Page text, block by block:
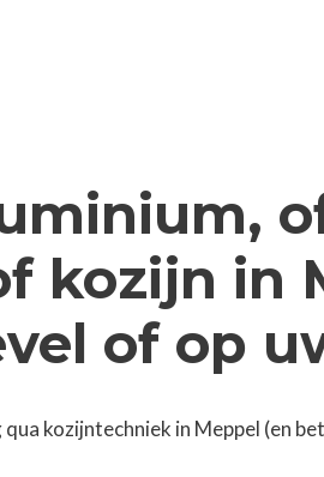
kozijn in
of op
kozijntechniek in Meppel (en